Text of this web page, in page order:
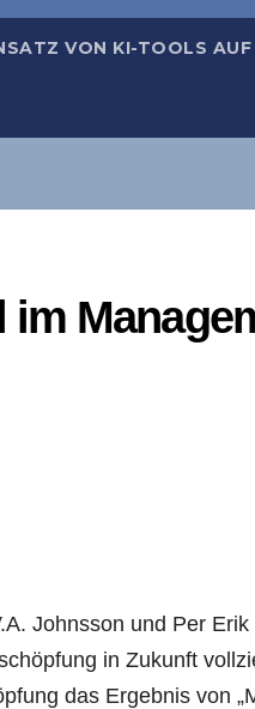
VON KI-TOOLS
im
Johnsson und Per
in Zukunft
das Ergebnis von